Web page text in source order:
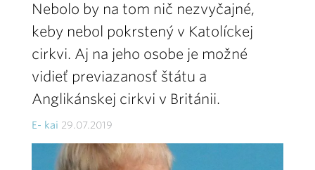
Nebolo by na tom nič nezvyčajné,
keby nebol pokrstený v Katolíckej
cirkvi. Aj na jeho osobe je možné
vidieť previazanosť štátu a
Anglikánskej cirkvi v Británii.
E- kai 29.07.2019